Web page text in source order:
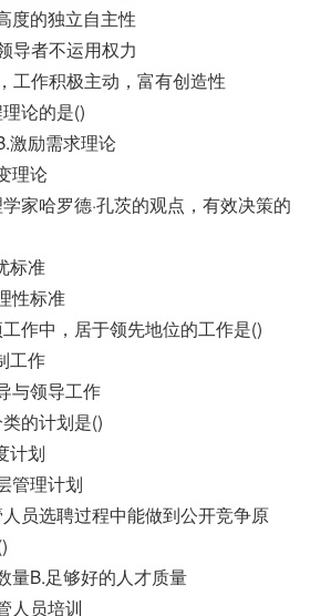
度的独立自主性
导者不运用权力
工作积极主动，富有创造性
论的是()
激励需求理论
理论
家哈罗德·孔茨的观点，有效决策的
标准
性标准
作中，居于领先地位的工作是()
工作
与领导工作
的计划是()
计划
管理计划
员选聘过程中能做到公开竞争原
量B.足够好的人才质量
人员培训